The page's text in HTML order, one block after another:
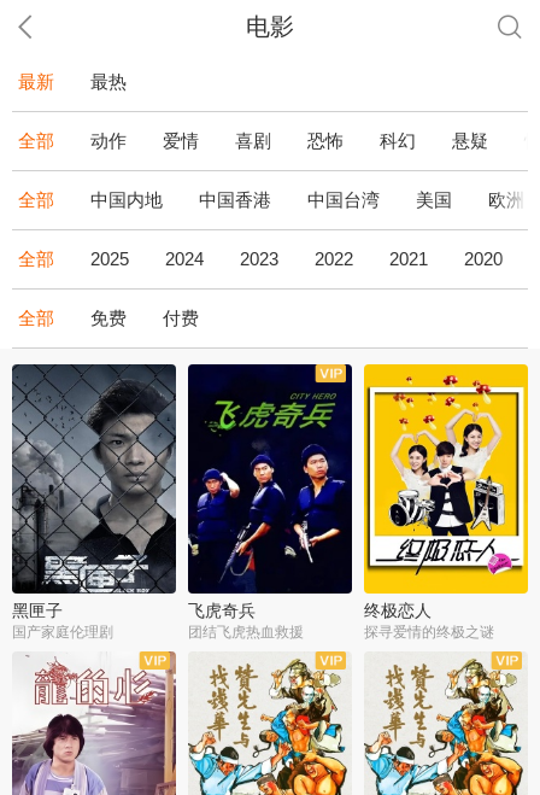
电影
最新 最热
全部 动作 爱情 喜剧 恐怖 科幻 悬疑
全部 中国内地 中国香港 中国台湾 美国 欧洲
全部 2025 2024 2023 2022 2021 2020
全部 免费 付费
黑匣子
国产家庭伦理剧
飞虎奇兵
团结飞虎热血救援
终极恋人
探寻爱情的终极之谜